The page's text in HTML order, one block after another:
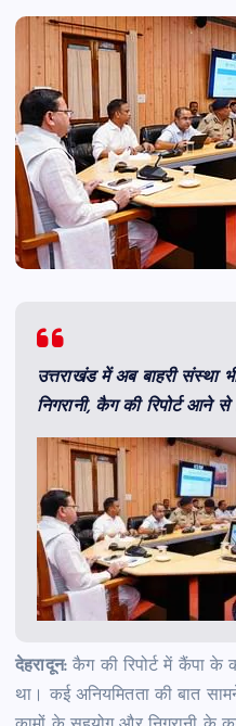
उत्तराखंड में अब बाहरी संस्था
निगरानी, कैग की रिपोर्ट आने
देहरादून:कैग की रिपोर्ट में कैंपा के
था। कई अनियमितता की बात